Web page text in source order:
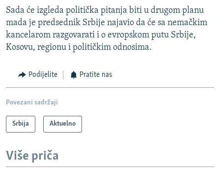
Sada će izgleda politička pitanja biti u drugom planu
mada je predsednik Srbije najavio da će sa nemačkim
kancelarom razgovarati i o evropskom putu Srbije,
Kosovu, regionu i političkim odnosima.
Podijelite Pratite nas
Povezani sadržaji
Srbija Aktuelno
Više priča